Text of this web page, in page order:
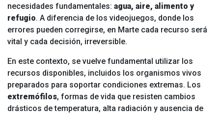
necesidades fundamentales: agua, aire, alimento y
refugio. A diferencia de los videojuegos, donde los
errores pueden corregirse, en Marte cada recurso será
vital y cada decisión, irreversible.
En este contexto, se vuelve fundamental utilizar los
recursos disponibles, incluidos los organismos vivos
preparados para soportar condiciones extremas. Los
extremófilos, formas de vida que resisten cambios
drásticos de temperatura, alta radiación y ausencia de